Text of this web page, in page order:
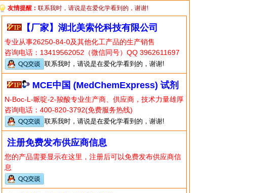
友情提醒： 联系我时，请说是在爱化学看到的，谢谢!
【厂家】湖北美索伦科技有限公司
专业从事26250-84-0及其他化工产品的生产销售
咨询电话：13419562052（微信同号）QQ 3962611697
联系我时，请说是在爱化学看到的，谢谢!
MCE中国 (MedChemExpress) 试剂
N-Boc-L-哌啶-2-羧酸专业生产商、供应商，技术力量雄厚
咨询电话：400-820-3792(免费服务热线)
联系我时，请说是在爱化学看到的，谢谢!
注册免费发布供应商信息
您的产品需要显示在这里，注册后可以免费发布供应商信
息